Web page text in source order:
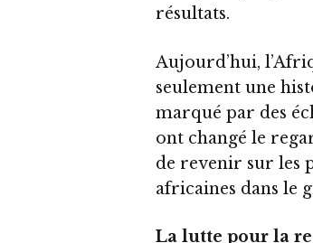
résultats.
Aujourd’hui,
seulement une
marqué par des
ont changé le
de revenir sur les
africaines dans le
La lutte pour la